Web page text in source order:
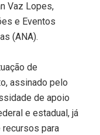
Vaz Lopes,
e Eventos
(ANA).
de
assinado pelo
de apoio
e estadual, já
para